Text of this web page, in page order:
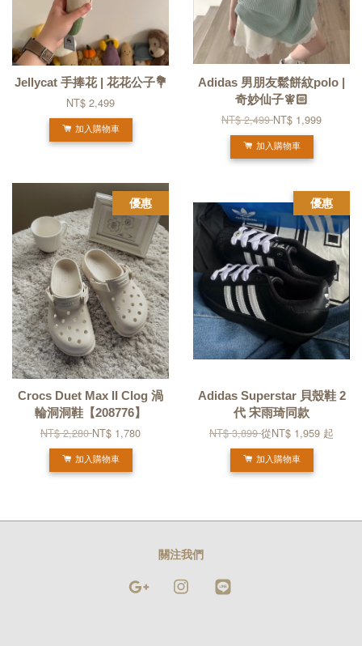
Jellycat 手捧花 | 花花公子💐
NT$ 2,499
加入購物車
Adidas 男朋友鬆餅紋polo |
奇妙仙子🧚🏻
NT$ 2,499NT$ 1,999
加入購物車
優惠
Crocs Duet Max II Clog 渦
輪洞洞鞋【208776】
NT$ 2,280NT$ 1,780
加入購物車
優惠
Adidas Superstar 貝殼鞋 2
代 宋雨琦同款
NT$ 3,899從NT$ 1,959 起
加入購物車
關注我們
Google Instagram